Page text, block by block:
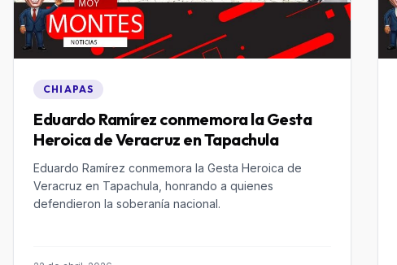
CHIAPAS
Eduardo Ramírez conmemora la Gesta
Eduardo Ramírez conmemora la Gesta Heroica de
Veracruz en Tapachula, honrando a quienes
defendieron la soberanía nacional.